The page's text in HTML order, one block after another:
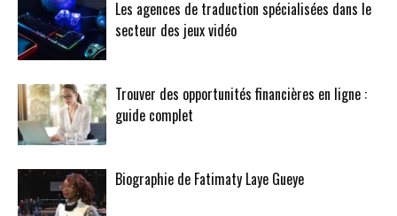
Les agences de traduction spécialisées dans le
secteur des jeux vidéo
Trouver des opportunités financières en ligne :
guide complet
Biographie de Fatimaty Laye Gueye